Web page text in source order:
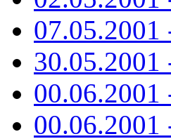
07.05.2001
30.05.2001
00.06.2001